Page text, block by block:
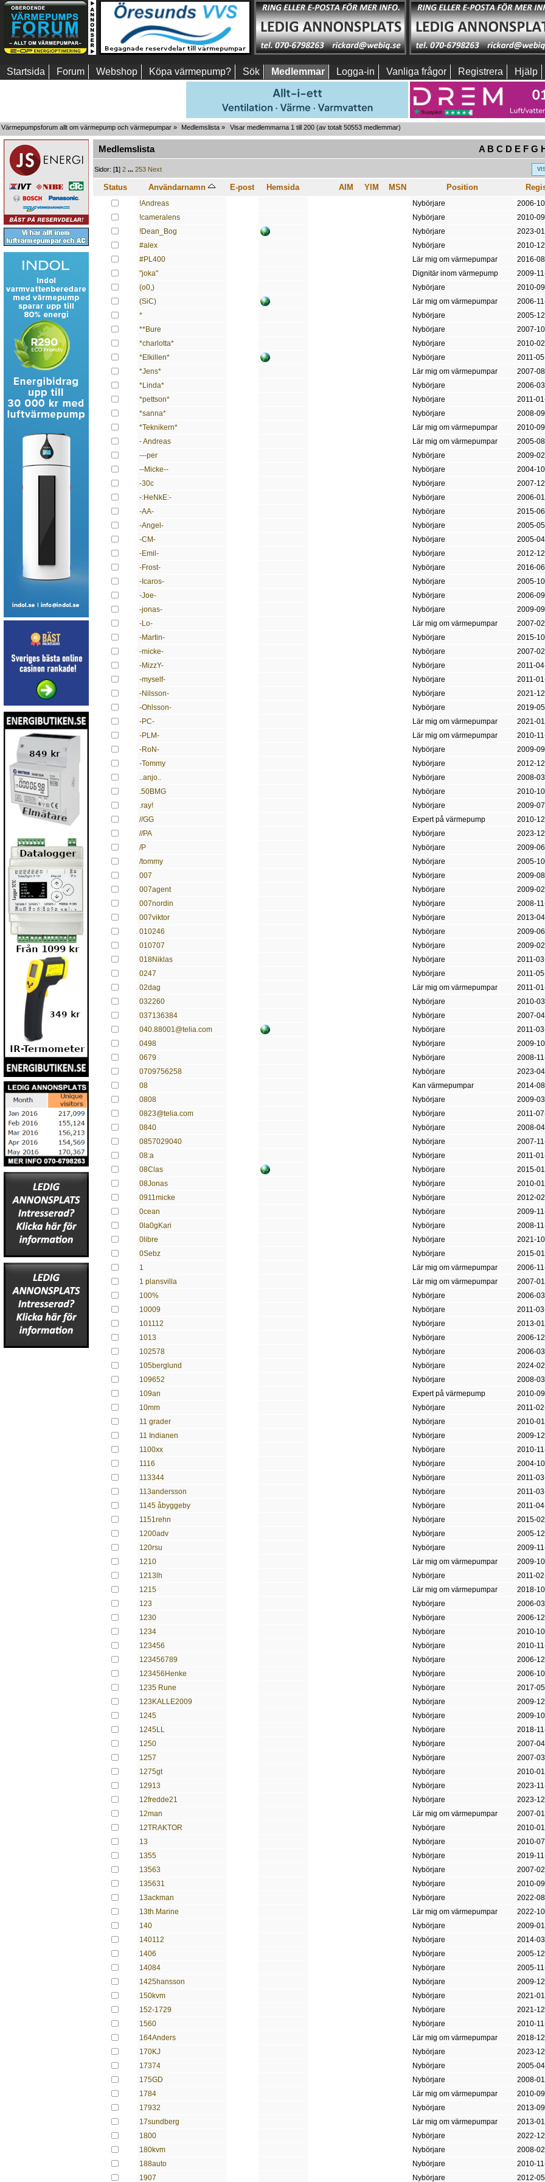
Startsida Forum Webshop Köpa värmepump? Sök Medlemmar Logga-in Vanliga frågor Registrera Hjälp
Värmepumpsforum allt om värmepump och värmepumpar » Medlemslista » Visar medlemmarna 1 till 200(av totalt 50553 medlemmar)
Medlemslista A B C D E F G
Sidor: [1]2 ...253 Next
Status Användarnamn E-post Hemsida AIM YIM MSN Position
!Andreas Nybörjare 2006-
!cameralens
Nybörjare 2010-
!Dean_Bog
Nybörjare 2023-
#alex
Nybörjare 2010-
#PL400
Lär mig om värmepumpar 2016-
"joka"
Dignitär inom värmepump 2009-
(o0,)
Nybörjare 2010-
(SiC)
Lär mig om värmepumpar 2006-
*
Nybörjare 2005-
**Bure
Nybörjare 2007-
*charlotta*
Nybörjare 2010-
*Elkillen*
Nybörjare 2011-
*Jens*
Lär mig om värmepumpar 2007-
*Linda*
Nybörjare 2006-
*pettson*
Nybörjare 2011-
*sanna*
Nybörjare 2008-
*Teknikern*
Lär mig om värmepumpar 2010-
- Andreas
Lär mig om värmepumpar 2005-
---per
Nybörjare 2009-
--Micke--
Nybörjare 2004-
-30c
Nybörjare 2007-
-:HeNkE:-
Nybörjare 2006-
-AA-
Nybörjare 2015-
-Angel-
Nybörjare 2005-
-CM-
Nybörjare 2005-
-Emil-
Nybörjare 2012-
-Frost-
Nybörjare 2016-
-Icaros-
Nybörjare 2005-
-Joe-
Nybörjare 2006-
-jonas-
Nybörjare 2009-
-Lo-
Lär mig om värmepumpar 2007-
-Martin-
Nybörjare 2015-
-micke-
Nybörjare 2007-
-MizzY-
Nybörjare 2011-
-myself-
Nybörjare 2011-
-Nilsson-
Nybörjare 2021-
-Ohlsson-
Nybörjare 2019-
-PC-
Lär mig om värmepumpar 2021-
-PLM-
Lär mig om värmepumpar 2010-
-RoN-
Nybörjare 2009-
-Tommy
Nybörjare 2012-
..anjo..
Nybörjare 2008-
.50BMG
Nybörjare 2010-
.ray!
Nybörjare 2009-
//GG
Expert på värmepump 2010-
//PA
Nybörjare 2023-
/P
Nybörjare 2009-
/tommy
Nybörjare 2005-
007
Nybörjare 2009-
007agent
Nybörjare 2009-
007nordin
Nybörjare 2008-
007viktor
Nybörjare 2013-
010246
Nybörjare 2009-
010707
Nybörjare 2009-
018Niklas
Nybörjare 2011-
0247
Nybörjare 2011-
02dag
Lär mig om värmepumpar 2011-
032260
Nybörjare 2010-
037136384
Nybörjare 2007-
040.88001@telia.com
Nybörjare 2011-
0498
Nybörjare 2009-
0679
Nybörjare 2008-
0709756258
Nybörjare 2023-
08
Kan värmepumpar 2014-
0808
Nybörjare 2009-
0823@telia.com
Nybörjare 2011-
0840
Nybörjare 2008-
0857029040
Nybörjare 2007-
08:a
Nybörjare 2011-
08Clas
Nybörjare 2015-
08Jonas
Nybörjare 2010-
0911micke
Nybörjare 2012-
0cean
Nybörjare 2009-
0la0gKari
Nybörjare 2008-
0libre
Nybörjare 2021-
0Sebz
Nybörjare 2015-
1
Lär mig om värmepumpar 2006-
1 plansvilla
Lär mig om värmepumpar 2007-
100%
Nybörjare 2006-
10009
Nybörjare 2011-
101112
Nybörjare 2013-
1013
Nybörjare 2006-
102578
Nybörjare 2006-
105berglund
Nybörjare 2024-
109652
Nybörjare 2008-
109an
Expert på värmepump 2010-
10mm
Nybörjare 2011-
11 grader
Nybörjare 2010-
11 Indianen
Nybörjare 2009-
1100xx
Nybörjare 2010-
1116
Nybörjare 2004-
113344
Nybörjare 2011-
113andersson
Nybörjare 2011-
1145 åbyggeby
Nybörjare 2011-
1151rehn
Nybörjare 2015-
1200adv
Nybörjare 2005-
120rsu
Nybörjare 2009-
1210
Lär mig om värmepumpar 2009-
1213lh
Nybörjare 2011-
1215
Lär mig om värmepumpar 2018-
123
Nybörjare 2006-
1230
Nybörjare 2006-
1234
Nybörjare 2010-
123456
Nybörjare 2010-
123456789
Nybörjare 2006-
123456Henke
Nybörjare 2006-
1235 Rune
Nybörjare 2017-
123KALLE2009
Nybörjare 2009-
1245
Nybörjare 2009-
1245LL
Nybörjare 2018-
1250
Nybörjare 2007-
1257
Nybörjare 2007-
1275gt
Nybörjare 2010-
12913
Nybörjare 2023-
12fredde21
Nybörjare 2023-
12man
Lär mig om värmepumpar 2007-
12TRAKTOR
Nybörjare 2010-
13
Nybörjare 2010-
1355
Nybörjare 2019-
13563
Nybörjare 2007-
135631
Nybörjare 2010-
13ackman
Nybörjare 2022-
13th.Marine
Lär mig om värmepumpar 2022-
140
Nybörjare 2009-
140112
Nybörjare 2014-
1406
Nybörjare 2005-
14084
Nybörjare 2005-
1425hansson
Nybörjare 2009-
150kvm
Nybörjare 2021-
152-1729
Nybörjare 2021-
1560
Nybörjare 2010-
164Anders
Lär mig om värmepumpar 2018-
170KJ
Nybörjare 2023-
17374
Nybörjare 2005-
175GD
Nybörjare 2008-
1784
Lär mig om värmepumpar 2010-
17932
Nybörjare 2013-
17sundberg
Lär mig om värmepumpar 2013-
1800
Nybörjare 2022-
180kvm
Nybörjare 2008-
188auto
Nybörjare 2010-
1907
Nybörjare 2012-